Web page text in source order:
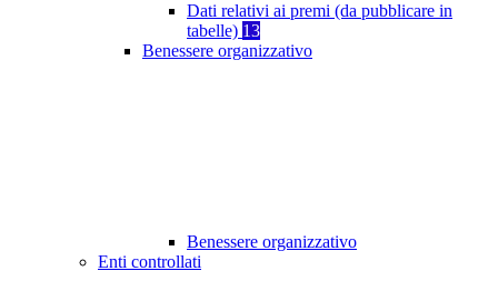
Dati relativi ai premi (da pubblicare in
tabelle) 13
Benessere organizzativo
Benessere organizzativo
Enti controllati